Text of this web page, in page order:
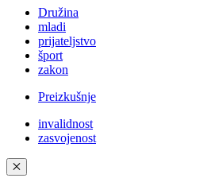
Družina
mladi
prijateljstvo
šport
zakon
Preizkušnje
invalidnost
zasvojenost
✕